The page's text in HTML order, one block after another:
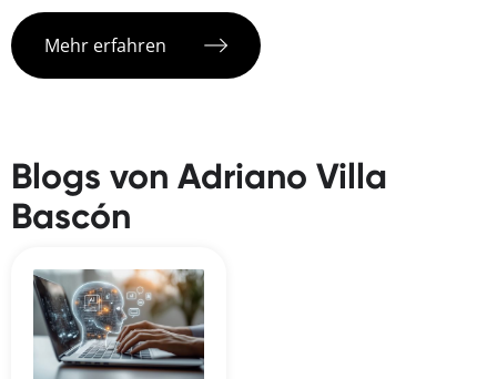
Mehr erfahren
Blogs von Adriano Villa
Bascón